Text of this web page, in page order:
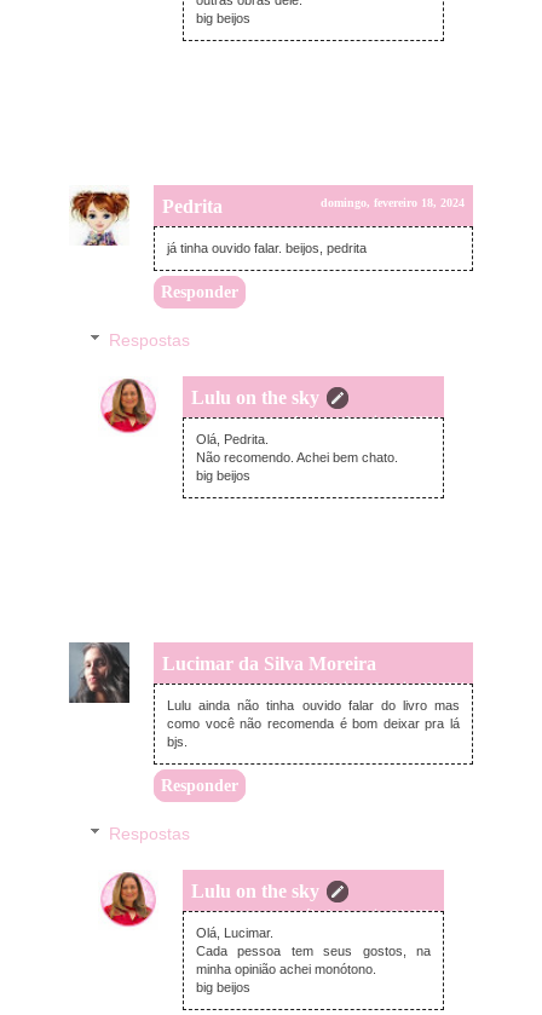
big beijos
Pedrita domingo, fevereiro 18, 2024
já tinha ouvido falar. beijos, pedrita
Responder
Respostas
Lulu on the sky
domingo, fevereiro 18, 2024
Olá, Pedrita.
Não recomendo. Achei bem chato.
big beijos
Lucimar da Silva Moreira
domingo, fevereiro 18, 2024
Lulu ainda não tinha ouvido falar do livro mas
como você não recomenda é bom deixar pra lá
bjs.
Responder
Respostas
Lulu on the sky
sábado, fevereiro 24, 2024
Olá, Lucimar.
Cada pessoa tem seus gostos, na
minha opinião achei monótono.
big beijos